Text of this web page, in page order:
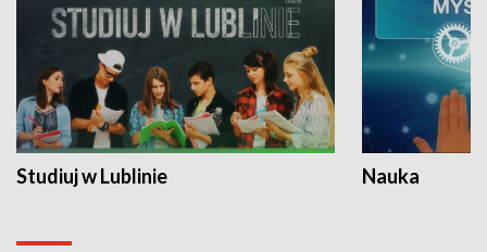
Studiuj w Lublinie Nauka